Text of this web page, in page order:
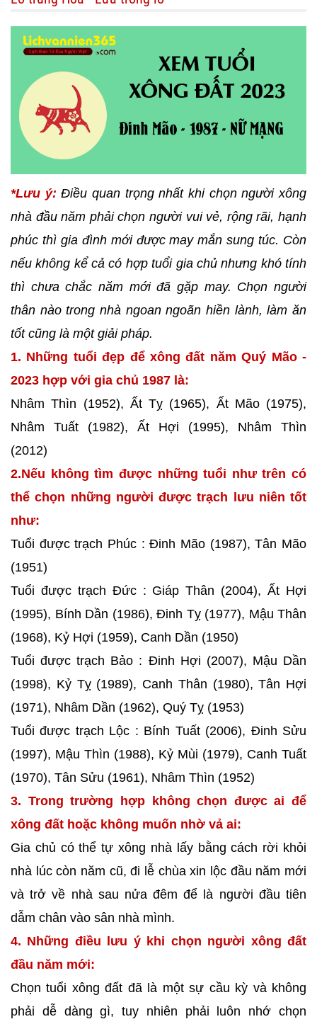
*Lưu ý: Điều quan trọng nhất khi chọn người xông
nhà đầu năm phải chọn người vui vẻ, rộng rãi, hạnh
phúc thì gia đình mới được may mắn sung túc. Còn
nếu không kể cả có hợp tuổi gia chủ nhưng khó tính
thì chưa chắc năm mới đã gặp may. Chọn người
thân nào trong nhà ngoan ngoãn hiền lành, làm ăn
tốt cũng là một giải pháp.
1. Những tuổi đẹp để xông đất năm Quý Mão -
2023 hợp với gia chủ 1987 là:
Nhâm Thìn (1952), Ất Tỵ (1965), Ất Mão (1975),
Nhâm Tuất (1982), Ất Hợi (1995), Nhâm Thìn
(2012)
2.Nếu không tìm được những tuổi như trên có
thể chọn những người được trạch lưu niên tốt
như:
Tuổi được trạch Phúc : Đinh Mão (1987), Tân Mão
(1951)
Tuổi được trạch Đức : Giáp Thân (2004), Ất Hợi
(1995), Bính Dần (1986), Đinh Tỵ (1977), Mậu Thân
(1968), Kỷ Hợi (1959), Canh Dần (1950)
Tuổi được trạch Bảo : Đinh Hợi (2007), Mậu Dần
(1998), Kỷ Tỵ (1989), Canh Thân (1980), Tân Hợi
(1971), Nhâm Dần (1962), Quý Tỵ (1953)
Tuổi được trạch Lộc : Bính Tuất (2006), Đinh Sửu
(1997), Mậu Thìn (1988), Kỷ Mùi (1979), Canh Tuất
(1970), Tân Sửu (1961), Nhâm Thìn (1952)
3. Trong trường hợp không chọn được ai để
xông đất hoặc không muốn nhờ vả ai:
Gia chủ có thể tự xông nhà lấy bằng cách rời khỏi
nhà lúc còn năm cũ, đi lễ chùa xin lộc đầu năm mới
và trở về nhà sau nửa đêm để là người đầu tiên
dẫm chân vào sân nhà mình.
4. Những điều lưu ý khi chọn người xông đất
đầu năm mới:
Chọn tuổi xông đất đã là một sự cầu kỳ và không
phải dễ dàng gì, tuy nhiên phải luôn nhớ chọn